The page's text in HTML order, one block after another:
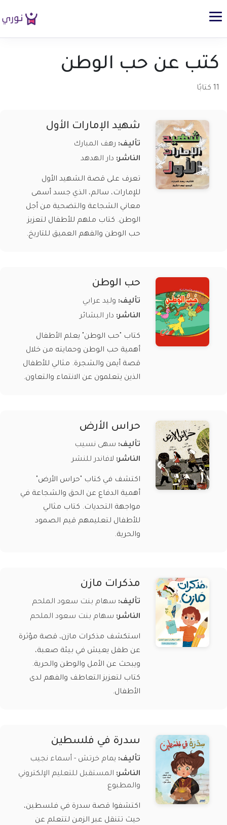
كتب عن حب الوطن
11 كتابًا
شهيد الإمارات الأول
تأليف: رهف المبارك
الناشر: دار الهدهد
تعرف على قصة الشهيد الأول
للإمارات، سالم، الذي جسد أسمى
معاني الشجاعة والتضحية من أجل
الوطن. كتاب ملهم للأطفال لتعزيز
حب الوطن والفهم العميق للتاريخ.
حب الوطن
تأليف: وليد عرابي
الناشر: دار البشائر
كتاب "حب الوطن" يعلم الأطفال
أهمية حب الوطن وحمايته من خلال
قصة أيمن والشجرة. مثالي للأطفال
الذين يتعلمون عن الانتماء والتعاون.
حراس الأرض
تأليف: سهى نسيب
الناشر: لافاندر للنشر
اكتشف في كتاب "حراس الأرض"
أهمية الدفاع عن الحق والشجاعة في
مواجهة التحديات. كتاب مثالي
للأطفال لتعليمهم قيم الصمود
والحرية.
مذكرات مازن
تأليف: سهام بنت سعود الملحم
الناشر: سهام بنت سعود الملحم
استكشف مذكرات مازن، قصة مؤثرة
عن طفل يعيش في بيئة صعبة،
ويبحث عن الأمل والوطن والحرية.
كتاب لتعزيز التعاطف والفهم لدى
الأطفال.
سدرة في فلسطين
تأليف: يمام خرتش - أسماء نجيب
الناشر: المستقبل للتعليم الإلكتروني
والمطبوع
اكتشفوا قصة سدرة في فلسطين،
حيث تتنقل عبر الزمن لتتعلم عن